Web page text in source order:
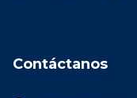
Contáctanos